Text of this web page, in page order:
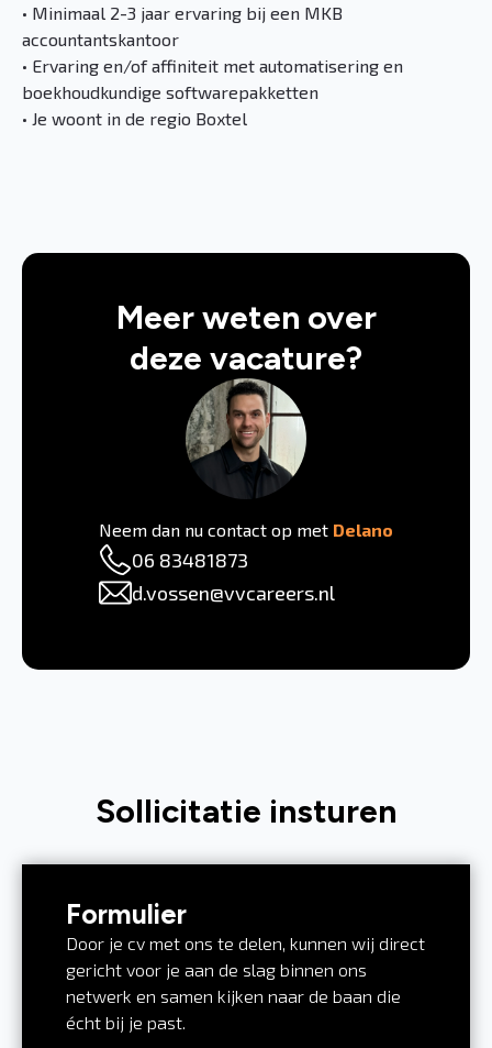
• Minimaal 2-3 jaar ervaring bij een MKB
accountantskantoor
• Ervaring en/of affiniteit met automatisering en
boekhoudkundige softwarepakketten
• Je woont in de regio Boxtel
Meer weten over
deze vacature?
Neem dan nu contact op met Delano
06 83481873
d.vossen@vvcareers.nl
Sollicitatie insturen
Formulier
Door je cv met ons te delen, kunnen wij direct
gericht voor je aan de slag binnen ons
netwerk en samen kijken naar de baan die
écht bij je past.